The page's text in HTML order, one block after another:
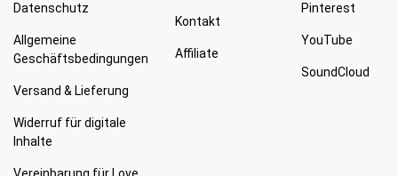
Datenschutz
Allgemeine
Geschäftsbedingungen
Versand & Lieferung
Widerruf für digitale
Inhalte
Kontakt
Affiliate
Pinterest
YouTube
SoundCloud